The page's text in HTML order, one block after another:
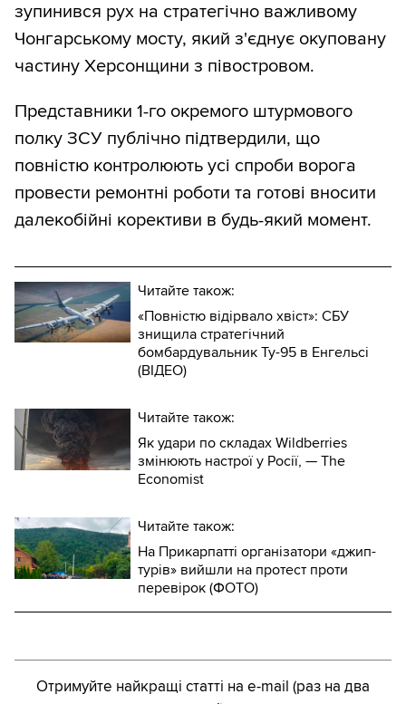
зупинився рух на стратегічно важливому
Чонгарському мосту, який з'єднує окуповану
частину Херсонщини з півостровом.
Представники 1-го окремого штурмового
полку ЗСУ публічно підтвердили, що
повністю контролюють усі спроби ворога
провести ремонтні роботи та готові вносити
далекобійні корективи в будь-який момент.
Читайте також:
«Повністю відірвало хвіст»: СБУ
знищила стратегічний
бомбардувальник Ту-95 в Енгельсі
(ВІДЕО)
Читайте також:
Як удари по складах Wildberries
змінюють настрої у Росії, — The
Economist
Читайте також:
На Прикарпатті організатори «джип-
турів» вийшли на протест проти
перевірок (ФОТО)
Отримуйте найкращі статті на e-mail (раз на два